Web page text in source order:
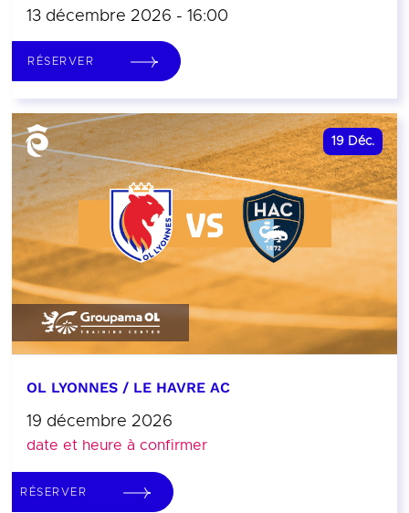
13 décembre 2026 - 16:00
RÉSERVER
19 Déc.
OL LYONNES / LE HAVRE AC
19 décembre 2026
date et heure à confirmer
RÉSERVER